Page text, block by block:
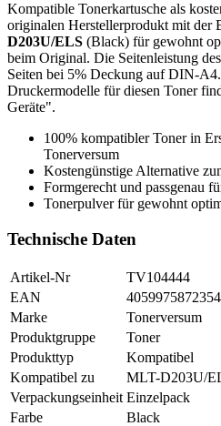
Kompatible Tonerkartusche als
originalen Herstellerprodukt mit der
D203U/ELS (Black) für gewohnt
beim Original. Die Seitenleistung
Seiten bei 5% Deckung auf DIN-
Druckermodelle für diesen Toner
Geräte".
100% kompatibler Toner in
Tonerversum
Kostengünstige Alternative
Formgerecht und passgenau
Tonerpulver für gewohnt
Technische Daten
Artikel-Nr
TV104444
EAN
4059975872354
Marke
Tonerversum
Produktgruppe
Toner
Produkttyp
Kompatibel
Kompatibel zu
MLT-D203U/
Verpackungseinheit Einzelpack
Farbe
Black